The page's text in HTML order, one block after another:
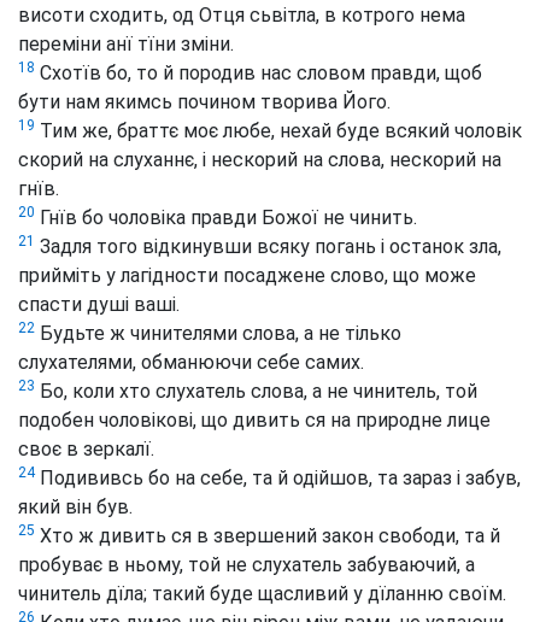
висоти сходить, од Отця сьвітла, в котрого нема
переміни анї тїни зміни.
18 Схотїв бо, то й породив нас словом правди, щоб
бути нам якимсь почином творива Його.
19 Тим же, браттє моє любе, нехай буде всякий чоловік
скорий на слуханнє, і нескорий на слова, нескорий на
гнїв.
20 Гнїв бо чоловіка правди Божої не чинить.
21 Задля того відкинувши всяку погань і останок зла,
прийміть у лагідности посаджене слово, що може
спасти душі ваші.
22 Будьте ж чинителями слова, а не тілько
слухателями, обманюючи себе самих.
23 Бо, коли хто слухатель слова, а не чинитель, той
подобен чоловікові, що дивить ся на природне лице
своє в зеркалї.
24Подививсь бо на себе, та й одійшов, та зараз і забув,
який він був.
25 Хто ж дивить ся в звершений закон свободи, та й
пробуває в ньому, той не слухатель забуваючий, а
чинитель дїла; такий буде щасливий у дїланню своїм.
26